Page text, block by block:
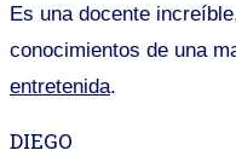
Es una docente
conocimientos de una
entretenida.
DIEGO